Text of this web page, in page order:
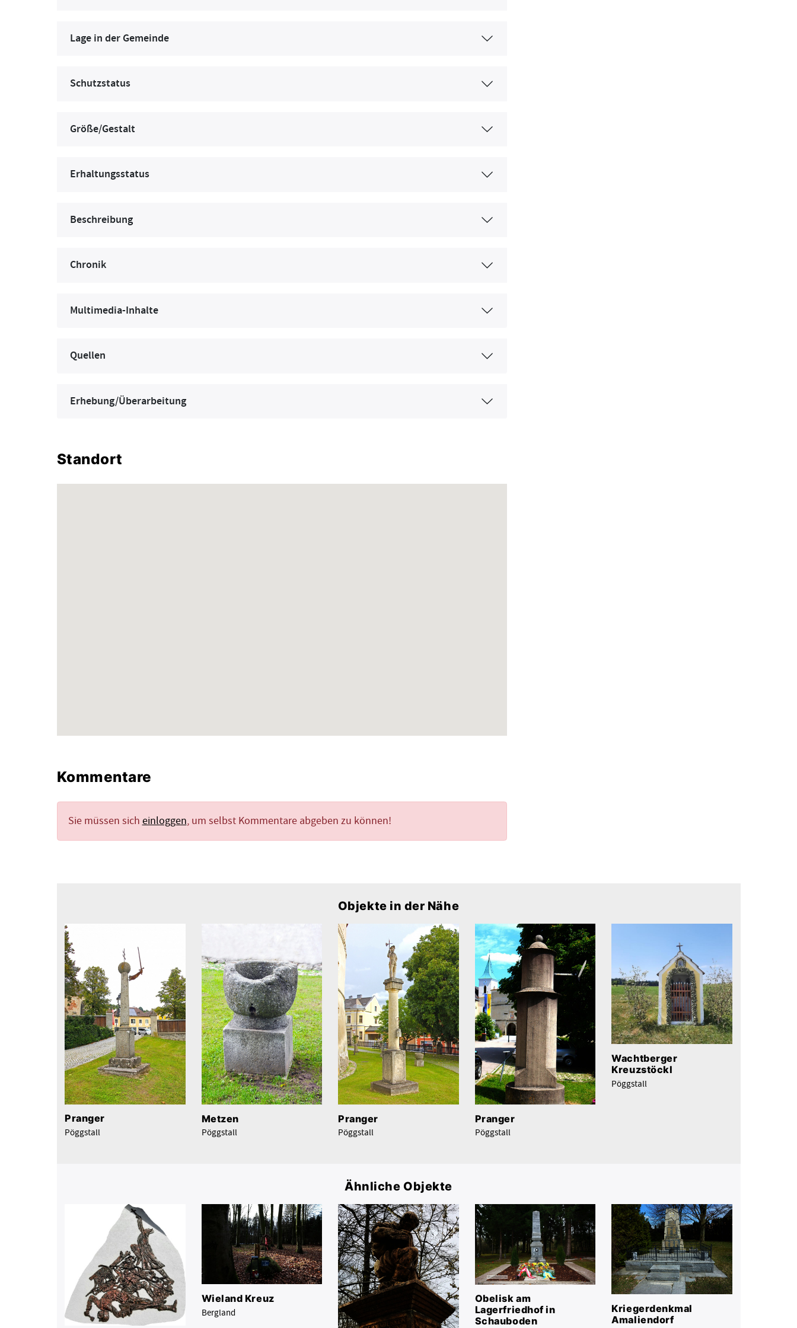
Lage in der Gemeinde
Schutzstatus
Größe/Gestalt
Erhaltungsstatus
Beschreibung
Chronik
Multimedia-Inhalte
Quellen
Erhebung/Überarbeitung
Standort
Kommentare
Sie müssen sich einloggen, um selbst Kommentare abgeben zu können!
Objekte in der Nähe
Pranger
Pöggstall
Metzen
Pöggstall
Pranger
Pöggstall
Pranger
Pöggstall
Wachtberger
Kreuzstöckl
Pöggstall
Ähnliche Objekte
Wieland Kreuz
Bergland
Obelisk am
Lagerfriedhof in
Schauboden
Kriegerdenkmal
Amaliendorf